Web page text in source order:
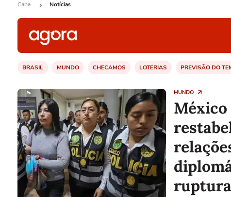
Capa Notícias
BRASIL MUNDO CHECAMOS LOTERIAS PREVISÃO DO
MUNDO
México